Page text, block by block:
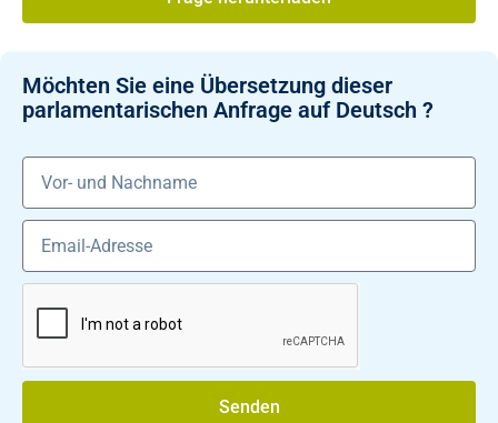
Möchten Sie eine Übersetzung dieser
parlamentarischen Anfrage auf Deutsch ?
Senden